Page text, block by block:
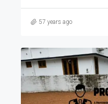
57 years ago